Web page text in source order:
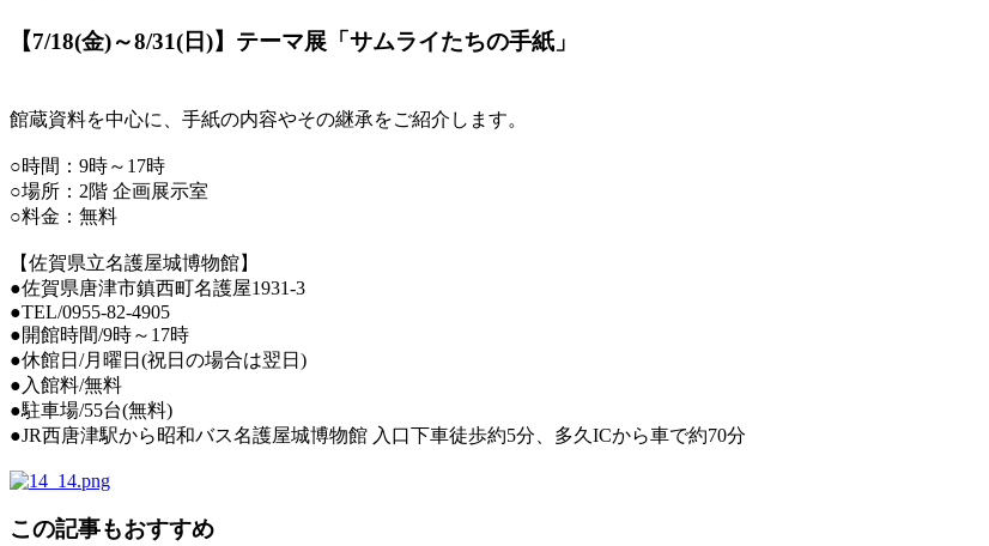
【7/18(金)～8/31(日)】テーマ展「サムライたちの手紙」
館蔵資料を中心に、手紙の内容やその継承をご紹介します。
○時間：9時～17時
○場所：2階 企画展示室
○料金：無料
【佐賀県立名護屋城博物館】
●佐賀県唐津市鎮西町名護屋1931-3
●TEL/0955-82-4905
●開館時間/9時～17時
●休館日/月曜日(祝日の場合は翌日)
●入館料/無料
●駐車場/55台(無料)
●JR西唐津駅から昭和バス名護屋城博物館 入口下車徒歩約5分、多久ICから車で約70分
この記事もおすすめ